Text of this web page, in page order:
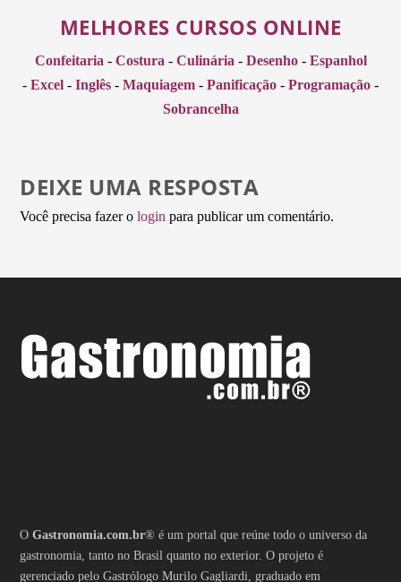
MELHORES CURSOS ONLINE
Confeitaria - Costura - Culinária - Desenho- Espanhol
- Excel - Inglês - Maquiagem - Panificação - Programação -
Sobrancelha
DEIXE UMA RESPOSTA
Você precisa fazer ologin para publicar um comentário.
OGastronomia.com.br® é um portal que reúne todo o universo da
gastronomia, tanto no Brasil quanto no exterior. O projeto é
gerenciado pelo Gastrólogo Murilo Gagliardi, graduado em